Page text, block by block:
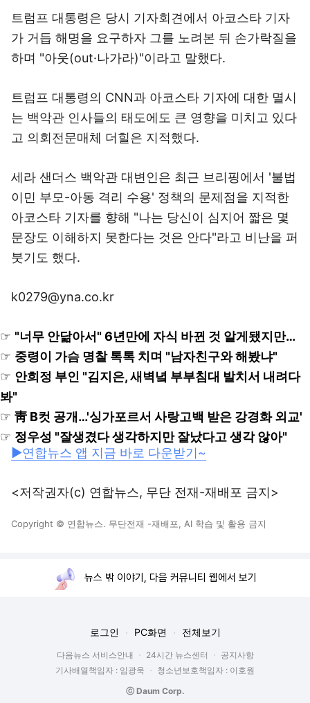
트럼프 대통령은 당시 기자회견에서 아코스타 기자
가 거듭 해명을 요구하자 그를 노려본 뒤 손가락질을
하며 "아웃(out·나가라)"이라고 말했다.
트럼프 대통령의 CNN과 아코스타 기자에 대한 멸시
는 백악관 인사들의 태도에도 큰 영향을 미치고 있다
고 의회전문매체 더힐은 지적했다.
세라 샌더스 백악관 대변인은 최근 브리핑에서 '불법
이민 부모-아동 격리 수용' 정책의 문제점을 지적한
아코스타 기자를 향해 "나는 당신이 심지어 짧은 몇
문장도 이해하지 못한다는 것은 안다"라고 비난을 퍼
붓기도 했다.
k0279@yna.co.kr
☞ "너무 안닮아서" 6년만에 자식 바뀐 것 알게됐지만…
☞ 중령이 가슴 명찰 톡톡 치며 "남자친구와 해봤냐"
☞ 안희정 부인 "김지은, 새벽녘 부부침대 발치서 내려다
봐"
☞ 靑 B컷 공개…'싱가포르서 사랑고백 받은 강경화 외교'
☞ 정우성 "잘생겼다 생각하지만 잘났다고 생각 않아"
▶연합뉴스 앱 지금 바로 다운받기~
<저작권자(c) 연합뉴스, 무단 전재-재배포 금지>
Copyright © 연합뉴스. 무단전재 -재배포, AI 학습 및 활용 금지
뉴스 밖 이야기, 다음 커뮤니티 웹에서 보기
로그인 PC화면 전체보기
다음뉴스 서비스안내 24시간 뉴스센터
공지사항
기사배열책임자 : 임광욱
청소년보호책임자 : 이호원
ⓒ Daum Corp.